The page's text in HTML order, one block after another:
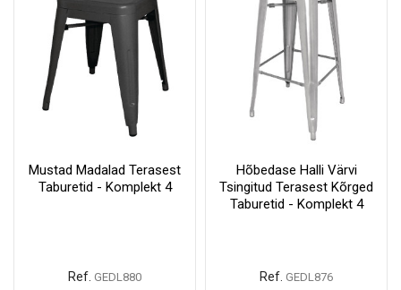
Mustad Madalad Terasest
Taburetid - Komplekt 4
Ref. GEDL880
Hõbedase Halli Värvi
Tsingitud Terasest Kõrged
Taburetid - Komplekt 4
Ref. GEDL876